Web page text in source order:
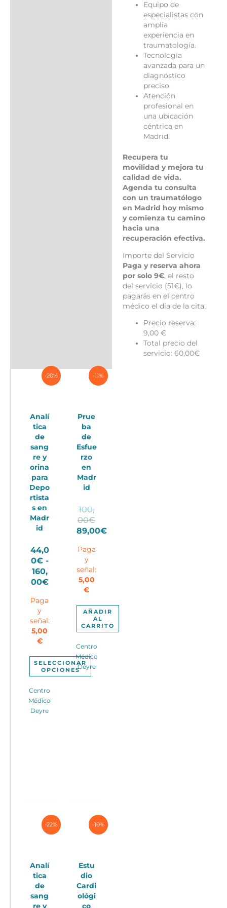
Equipo de
especialistas con
amplia
experiencia en
traumatología.
Tecnología
avanzada para un
diagnóstico
preciso.
Atención
profesional en
una ubicación
céntrica en
Madrid.
Recupera tu
movilidad y mejora tu
calidad de vida.
Agenda tu consulta
con un traumatólogo
en Madrid hoy mismo
y comienza tu camino
hacia una
recuperación efectiva.
Importe del Servicio
Paga y reserva ahora
por solo 9€, el resto
del servicio (51€), lo
pagarás en el centro
médico el día de la cita.
Precio reserva:
9,00 €
Total precio del
servicio: 60,00€
-20%
Analí
tica
de
sang
re y
orina
para
Depo
rtista
s en
Madr
id
44,0
0€ -
160,
00€Rango
precios:
44,00€
160,00€
Paga
y
señal:
5,00
€
SELECCIONAR
OPCIONES
producto
tiene
múltiples
de
producto
Centro
Médico
Deyre
-11%
Prue
ba
de
Esfue
rzo
en
Madr
id
100,
00€El
precio
era:
89,00€
precio
actual
es:
89,00€.
Paga
y
señal:
5,00
€
AÑADIR
AL
CARRITO
Centro
Médico
Deyre
-22%
Analí
tica
de
sang
re y
-10%
Estu
dio
Cardi
ológi
co